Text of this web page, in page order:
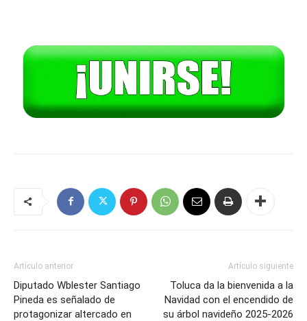
Artículo anterior
Diputado Wblester Santiago
Pineda es señalado de
protagonizar altercado en
Artículo siguiente
Toluca da la bienvenida a la
Navidad con el encendido de
su árbol navideño 2025-2026